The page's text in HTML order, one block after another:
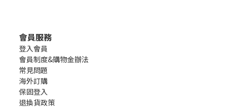
會員服務
登入會員
會員制度&購物金辦法
常見問題
海外訂購
保固登入
退換貨政策